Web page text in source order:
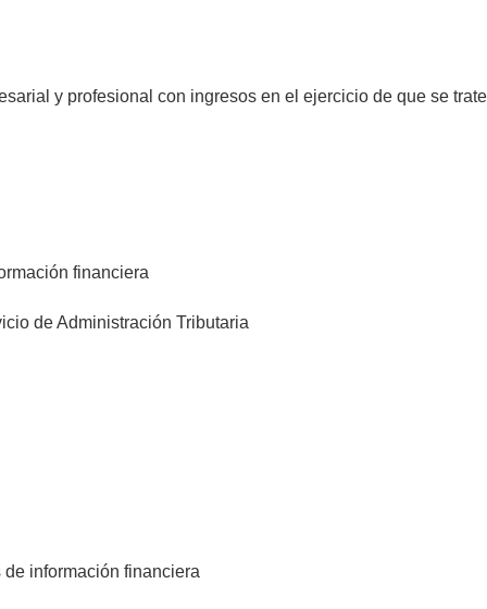
y profesional con ingresos en el ejercicio de que se
financiera
de Administración Tributaria
información financiera